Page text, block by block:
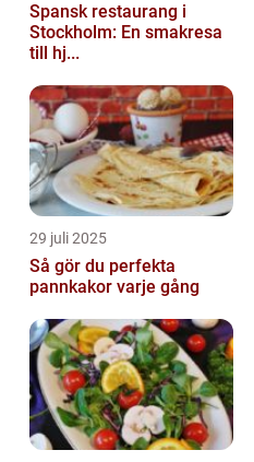
Spansk restaurang i
Stockholm: En smakresa
till hj...
29 juli 2025
Så gör du perfekta
pannkakor varje gång